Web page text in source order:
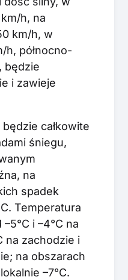
h, na
km/h, w
h, północno-
będzie
i zawieje
całkowite
śniegu,
na
spadek
Temperatura
i –4°C na
na zachodzie i
na obszarach
–7°C.